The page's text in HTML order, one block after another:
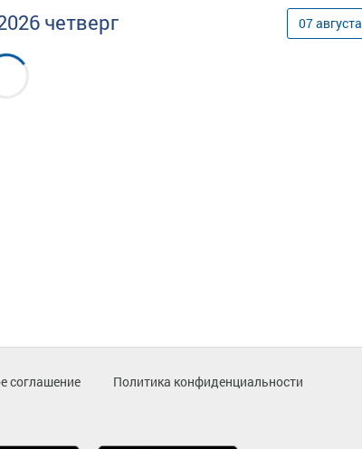
четверг 07августа
соглашение
Политика конфиденциальности